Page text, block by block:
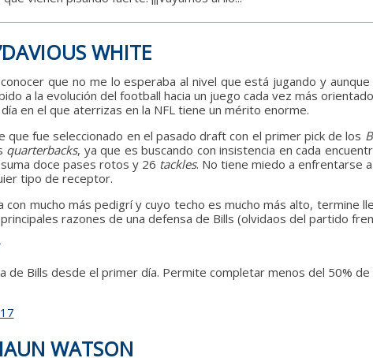
WHITE
que no me lo esperaba al nivel que está jugando y
a la evolución del football hacia un juego cada vez más
en el que aterrizas en la NFL tiene un mérito enorme.
que fue seleccionado en el pasado draft con el primer pick de los
quarterbacks, ya que es buscando con insistencia en cada
doce pases rotos y 26 tackles. No tiene miedo a enfrentarse a
tipo de receptor.
con mucho más pedigrí y cuyo techo es mucho más alto, termine
razones de una defensa de Bills (olvidaos del partido
de Bills desde el primer día. Permite completar menos del 50%
WATSON